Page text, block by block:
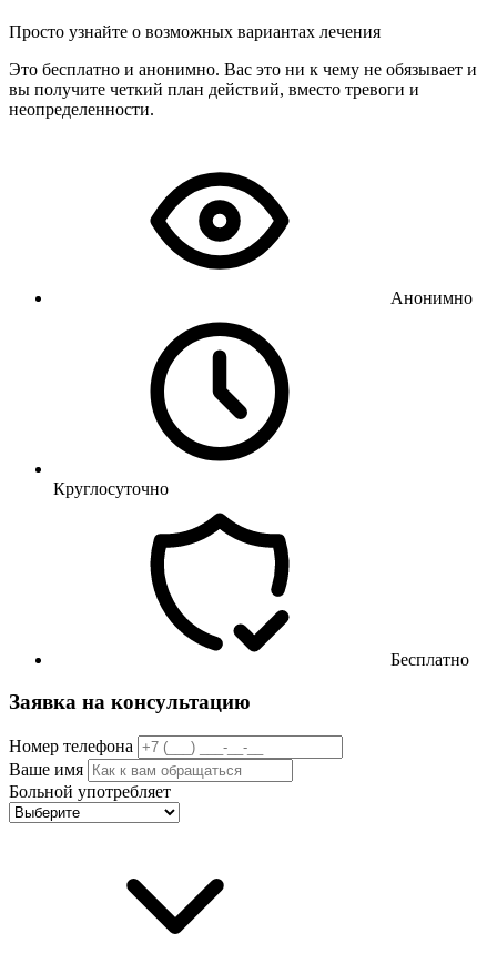
Просто узнайте о возможных вариантах лечения
Это бесплатно и анонимно. Вас это ни к чему не обязывает и
вы получите четкий план действий, вместо тревоги и
неопределенности.
Анонимно
Круглосуточно
Бесплатно
Заявка на консультацию
Номер телефона
Ваше имя
Больной употребляет